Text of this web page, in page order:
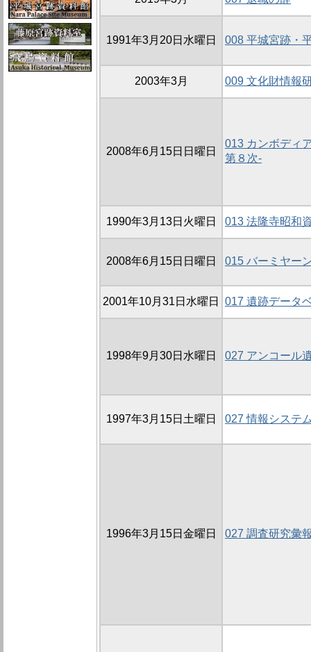
1991年3月20日水曜日 008 平城宮跡・
2003年3月 009 文化財情報
2008年6月15日日曜日
013 カンボディ
第８次-
1990年3月13日火曜日 013 法隆寺昭和
2008年6月15日日曜日 015 バーミヤー
2001年10月31日水曜日 017 遺跡データ
1998年9月30日水曜日 027 アンコール
1997年3月15日土曜日 027 情報システ
1996年3月15日金曜日 027 調査研究彙